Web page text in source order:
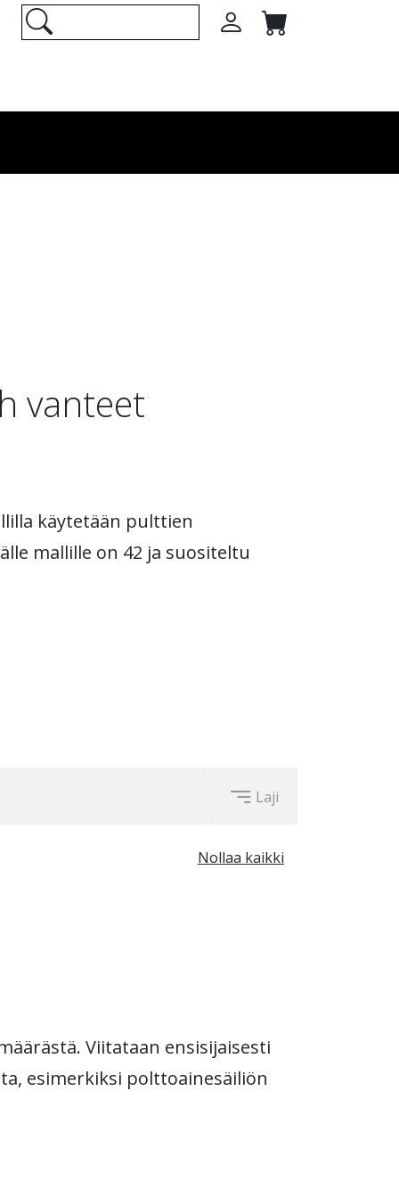
vanteet
käytetään pulttien
mallille on 42 ja suositeltu
Laji
Nollaa kaikki
Viitataan ensisijaisesti
esimerkiksi polttoainesäiliön